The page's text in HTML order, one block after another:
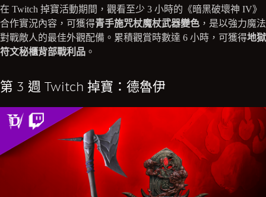
在 Twitch 掉寶活動期間，觀看至少 3 小時的《暗黑破壞神 IV》
合作實況內容，可獲得青手施咒杖魔杖武器變色 ，是以強力魔法
對戰敵人的最佳外觀配備。累積觀賞時數達 6 小時，可獲得地獄
符文秘櫃背部戰利品 。
第 3 週 Twitch 掉寶：德魯伊